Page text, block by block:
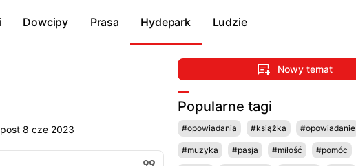
Dowcipy Prasa Hydepark Ludzie
8 cze 2023
Nowy temat
Popularne tagi
#opowiadania #książka #opowiadanie
#muzyka #pasja #miłość #pomóc